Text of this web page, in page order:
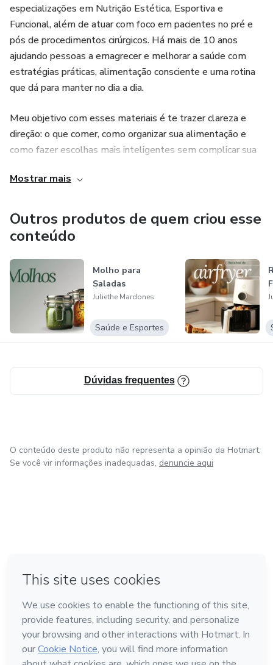
especializações em Nutrição Estética, Esportiva e
Funcional, além de atuar com foco em pacientes no pré e
pós de procedimentos cirúrgicos. Há mais de 10 anos
ajudando pessoas a emagrecer e melhorar a saúde com
estratégias práticas, alimentação consciente e uma rotina
que dá para manter no dia a dia.
​Meu objetivo com esses materiais é te trazer clareza e
direção: o que comer, como organizar sua alimentação e
como fazer escolhas mais inteligentes sem complicar sua
orientações diretas e uma abordagem equilibrada, sem
Mostrar mais
Outros produtos de quem criou esse
conteúdo
Molho para
Saladas
Juliethe Mardones
Saúde e Esportes
Dúvidas frequentes
O conteúdo deste produto não representa a opinião da Hotmart.
Se você vir informações inadequadas, denuncie aqui
Feito com ❤ na Cidade do México
Conheça a Hotmart